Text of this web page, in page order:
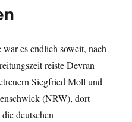
es endlich soweit, nach
reiste Devran
Siegfried Moll und
(NRW), dort
deutschen